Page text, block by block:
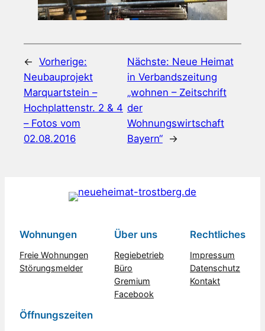
← Vorherige:
Neubauprojekt
Marquartstein –
Hochplattenstr. 2 & 4
– Fotos vom
02.08.2016
Nächste: Neue Heimat
in Verbandszeitung
„wohnen – Zeitschrift
der
Wohnungswirtschaft
Bayern“
→
Wohnungen
Freie Wohnungen
Störungsmelder
Über uns
Regiebetrieb
Büro
Gremium
Facebook
Rechtliches
Impressum
Datenschutz
Kontakt
Öffnungszeiten